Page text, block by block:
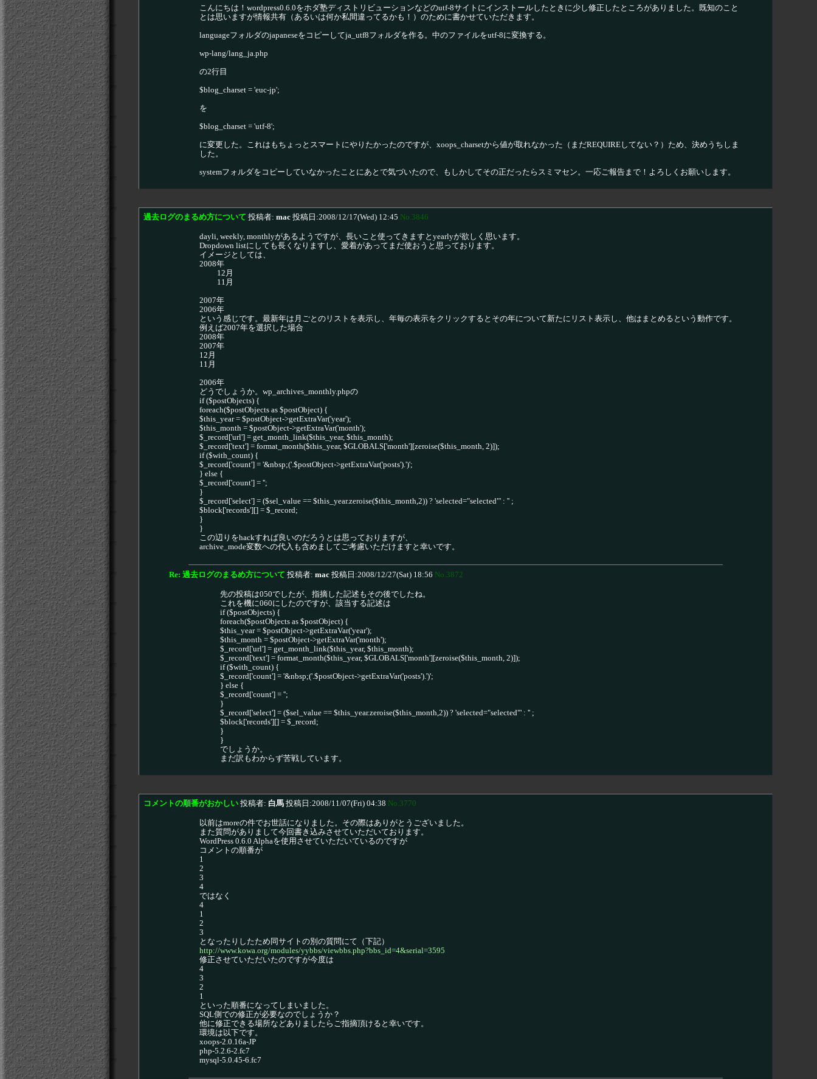
こんにちは！wordpress0.6.0をホダ塾ディストリビューションなどのutf-8サイトにインストールしたときに少し修正したところがありました。既知のこと
とは思いますが情報共有（あるいは何か私間違ってるかも！）のために書かせていただきます。
languageフォルダのjapaneseをコピーしてja_utf8フォルダを作る。中のファイルをutf-8に変換する。
wp-lang/lang_ja.php
の2行目
$blog_charset = 'euc-jp';
を
$blog_charset = 'utf-8';
に変更した。これはもちょっとスマートにやりたかったのですが、xoops_charsetから値が取れなかった（まだREQUIREしてない？）ため、決めうちしま
した。
systemフォルダをコピーしていなかったことにあとで気づいたので、もしかしてその正だったらスミマセン。一応ご報告まで！よろしくお願いします。
過去ログのまるめ方について 投稿者: mac 投稿日:2008/12/17(Wed) 12:45 No.3846
dayli, weekly, monthlyがあるようですが、長いこと使ってきますとyearlyが欲しく思います。
Dropdown listにしても長くなりますし、愛着があってまだ使おうと思っております。
イメージとしては、
2008年
12月
11月
2007年
2006年
という感じです。最新年は月ごとのリストを表示し、年毎の表示をクリックするとその年について新たにリスト表示し、他はまとめるという動作です。
例えば2007年を選択した場合
2008年
2007年
12月
11月
2006年
どうでしょうか。wp_archives_monthly.phpの
if ($postObjects) {
foreach($postObjects as $postObject) {
$this_year = $postObject->getExtraVar('year');
$this_month = $postObject->getExtraVar('month');
$_record['url'] = get_month_link($this_year, $this_month);
$_record['text'] = format_month($this_year, $GLOBALS['month'][zeroise($this_month, 2)]);
if ($with_count) {
$_record['count'] = '&nbsp;('.$postObject->getExtraVar('posts').')';
} else {
$_record['count'] = '';
}
$_record['select'] = ($sel_value == $this_year.zeroise($this_month,2)) ? 'selected="selected"' : '' ;
$block['records'][] = $_record;
}
}
この辺りをhackすれば良いのだろうとは思っておりますが、
archive_mode変数への代入も含めましてご考慮いただけますと幸いです。
Re: 過去ログのまるめ方について 投稿者: mac 投稿日:2008/12/27(Sat) 18:56 No.3872
先の投稿は050でしたが、指摘した記述もその後でしたね。
これを機に060にしたのですが、該当する記述は
if ($postObjects) {
foreach($postObjects as $postObject) {
$this_year = $postObject->getExtraVar('year');
$this_month = $postObject->getExtraVar('month');
$_record['url'] = get_month_link($this_year, $this_month);
$_record['text'] = format_month($this_year, $GLOBALS['month'][zeroise($this_month, 2)]);
if ($with_count) {
$_record['count'] = '&nbsp;('.$postObject->getExtraVar('posts').')';
} else {
$_record['count'] = '';
}
$_record['select'] = ($sel_value == $this_year.zeroise($this_month,2)) ? 'selected="selected"' : '' ;
$block['records'][] = $_record;
}
}
でしょうか。
まだ訳もわからず苦戦しています。
コメントの順番がおかしい投稿者: 白馬 投稿日:2008/11/07(Fri) 04:38 No.3770
以前はmoreの件でお世話になりました。その際はありがとうございました。
また質問がありまして今回書き込みさせていただいております。
WordPress 0.6.0 Alphaを使用させていただいているのですが
コメントの順番が
1
2
3
4
ではなく
4
1
2
3
となったりしたため同サイトの別の質問にて（下記）
http://www.kowa.org/modules/yybbs/viewbbs.php?bbs_id=4&serial=3595
修正させていただいたのですが今度は
4
3
2
1
といった順番になってしまいました。
SQL側での修正が必要なのでしょうか？
他に修正できる場所などありましたらご指摘頂けると幸いです。
環境は以下です。
xoops-2.0.16a-JP
php-5.2.6-2.fc7
mysql-5.0.45-6.fc7